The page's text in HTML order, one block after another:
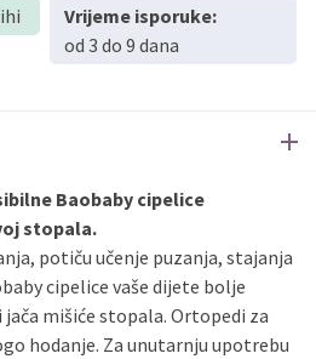
Vrijeme isporuke:
od 3 do 9 dana
Baobaby cipelice
stopala.
potiču učenje puzanja, stajanja
cipelice vaše dijete bolje
mišiće stopala. Ortopedi za
hodanje. Za unutarnju upotrebu